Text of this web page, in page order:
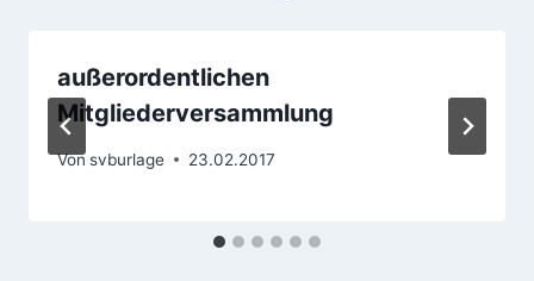
außerordentlichen
Mitgliederversammlung
Vonsvburlage 23.02.2017